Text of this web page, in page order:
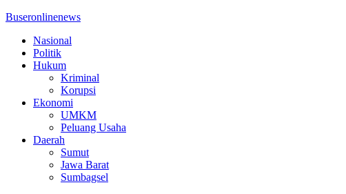
Buseronlinenews
Nasional
Politik
Hukum
Kriminal
Korupsi
Ekonomi
UMKM
Peluang Usaha
Daerah
Sumut
Jawa Barat
Sumbagsel